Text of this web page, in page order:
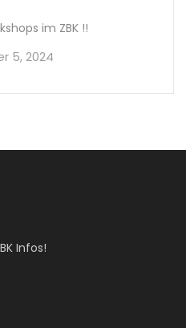
im ZBK !!
5, 2024
Infos!